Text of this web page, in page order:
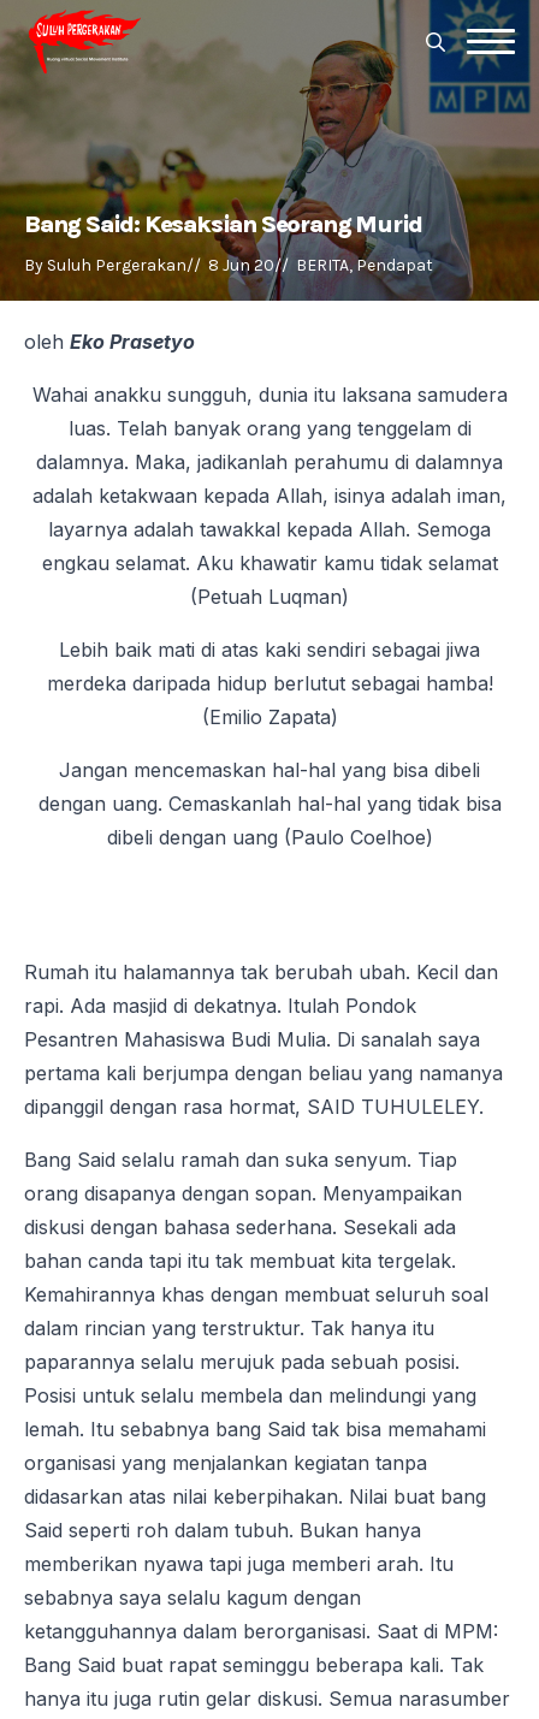
Search
for:
for:
Bang Said: Kesaksian Seorang Murid
By Suluh Pergerakan// 8 Jun 20// BERITA Pendapat
oleh Eko Prasetyo
Wahai anakku sungguh, dunia itu laksana samudera
luas. Telah banyak orang yang tenggelam di
dalamnya. Maka, jadikanlah perahumu di dalamnya
adalah ketakwaan kepada Allah, isinya adalah iman,
layarnya adalah tawakkal kepada Allah. Semoga
engkau selamat. Aku khawatir kamu tidak selamat
(Petuah Luqman)
Lebih baik mati di atas kaki sendiri sebagai jiwa
merdeka daripada hidup berlutut sebagai hamba!
(Emilio Zapata)
Jangan mencemaskan hal-hal yang bisa dibeli
dengan uang. Cemaskanlah hal-hal yang tidak bisa
dibeli dengan uang (Paulo Coelhoe)
Rumah itu halamannya tak berubah ubah. Kecil dan
rapi. Ada masjid di dekatnya. Itulah Pondok
Pesantren Mahasiswa Budi Mulia. Di sanalah saya
pertama kali berjumpa dengan beliau yang namanya
dipanggil dengan rasa hormat, SAID TUHULELEY.
Bang Said selalu ramah dan suka senyum. Tiap
orang disapanya dengan sopan. Menyampaikan
diskusi dengan bahasa sederhana. Sesekali ada
bahan canda tapi itu tak membuat kita tergelak.
Kemahirannya khas dengan membuat seluruh soal
dalam rincian yang terstruktur. Tak hanya itu
paparannya selalu merujuk pada sebuah posisi.
Posisi untuk selalu membela dan melindungi yang
lemah. Itu sebabnya bang Said tak bisa memahami
organisasi yang menjalankan kegiatan tanpa
didasarkan atas nilai keberpihakan. Nilai buat bang
Said seperti roh dalam tubuh. Bukan hanya
memberikan nyawa tapi juga memberi arah. Itu
sebabnya saya selalu kagum dengan
ketangguhannya dalam berorganisasi. Saat di MPM:
Bang Said buat rapat seminggu beberapa kali. Tak
hanya itu juga rutin gelar diskusi. Semua narasumber